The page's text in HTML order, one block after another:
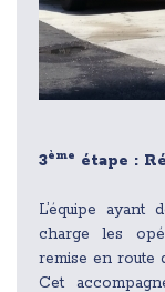
3ème étape :
L’équipe
charge les
remise en route
Cet